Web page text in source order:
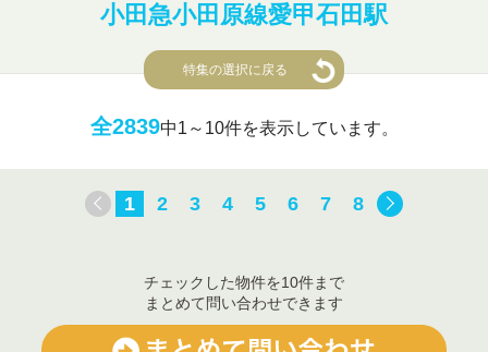
小田急小田原線愛甲石田駅
特集の選択に戻る
全2839中1～10件を表示しています。
1 2 3 4 5 6 7 8
チェックした物件を10件まで
まとめて問い合わせできます